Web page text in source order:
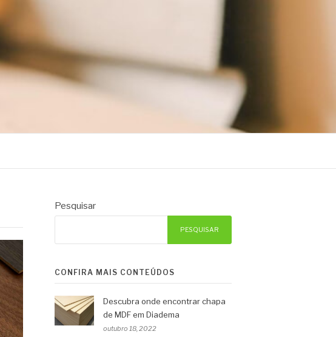
Pesquisar
PESQUISAR
CONFIRA MAIS CONTEÚDOS
Descubra onde encontrar chapa
de MDF em Diadema
outubro 18, 2022